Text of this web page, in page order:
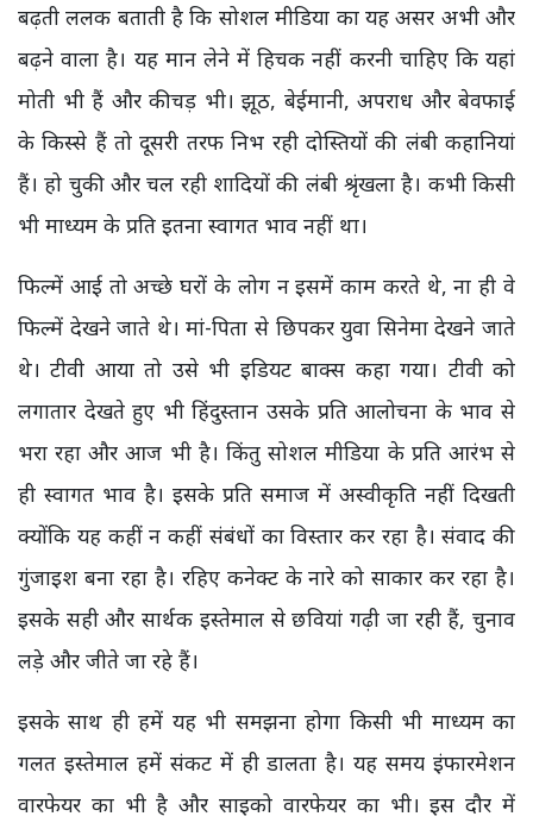
बढ़ती ललक बताती है कि सोशल मीडिया का यह असर अभी और
बढ़ने वाला है। यह मान लेने में हिचक नहीं करनी चाहिए कि यहां
मोती भी हैं और कीचड़ भी। झूठ, बेईमानी, अपराध और बेवफाई
के किस्से हैं तो दूसरी तरफ निभ रही दोस्तियों की लंबी कहानियां
हैं। हो चुकी और चल रही शादियों की लंबी श्रृंखला है। कभी किसी
भी माध्यम के प्रति इतना स्वागत भाव नहीं था।
फिल्में आई तो अच्छे घरों के लोग न इसमें काम करते थे, ना ही वे
फिल्में देखने जाते थे। मां-पिता से छिपकर युवा सिनेमा देखने जाते
थे। टीवी आया तो उसे भी इडियट बाक्स कहा गया। टीवी को
लगातार देखते हुए भी हिंदुस्तान उसके प्रति आलोचना के भाव से
भरा रहा और आज भी है। किंतु सोशल मीडिया के प्रति आरंभ से
ही स्वागत भाव है। इसके प्रति समाज में अस्वीकृति नहीं दिखती
क्योंकि यह कहीं न कहीं संबंधों का विस्तार कर रहा है। संवाद की
गुंजाइश बना रहा है। रहिए कनेक्ट के नारे को साकार कर रहा है।
इसके सही और सार्थक इस्तेमाल से छवियां गढ़ी जा रही हैं, चुनाव
लड़े और जीते जा रहे हैं।
इसके साथ ही हमें यह भी समझना होगा किसी भी माध्यम का
गलत इस्तेमाल हमें संकट में ही डालता है। यह समय इंफारमेशन
वारफेयर का भी है और साइको वारफेयर का भी। इस दौर में